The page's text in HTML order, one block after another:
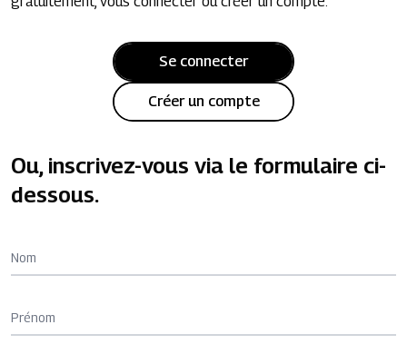
Se connecter
Créer un compte
Ou, inscrivez-vous via le formulaire ci-
dessous.
Nom
Prénom